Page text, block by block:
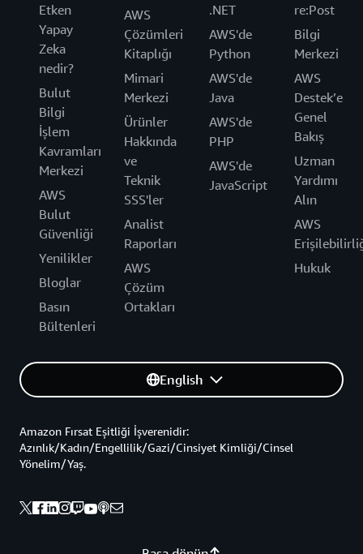
Etken
Yapay
Zeka
nedir?
Bulut
Bilgi
İşlem
Kavramları
Merkezi
AWS
Bulut
Güvenliği
Yenilikler
Bloglar
Basın
Bültenleri
AWS
Çözümleri
Kitaplığı
Mimari
Merkezi
Ürünler
Hakkında
ve
Teknik
SSS'ler
Analist
Raporları
AWS
Çözüm
Ortakları
.NET
AWS'de
Python
AWS'de
Java
AWS'de
PHP
AWS'de
JavaScript
re:Post
Bilgi
Merkezi
AWS
Destek’e
Genel
Bakış
Uzman
Yardımı
Alın
AWS
Hukuk
English
Amazon Fırsat Eşitliği İşverenidir:
Azınlık/Kadın/Engellilik/Gazi/Cinsiyet Kimliği/Cinsel
Yönelim/Yaş.